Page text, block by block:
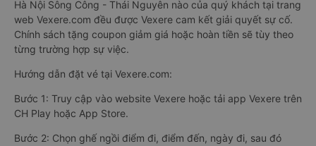
Hà Nội Sông Công - Thái Nguyên nào của quý khách tại trang
web Vexere.com đều được Vexere cam kết giải quyết sự cố.
Chính sách tặng coupon giảm giá hoặc hoàn tiền sẽ tùy theo
từng trường hợp sự việc.
Hướng dẫn đặt vé tại Vexere.com:
Bước 1: Truy cập vào website Vexere hoặc tải app Vexere trên
CH Play hoặc App Store.
Bước 2: Chọn ghế ngồi điểm đi, điểm đến, ngày đi, sau đó